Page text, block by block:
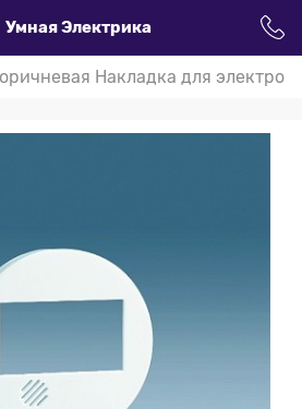
Умная Электрика
Накладка для